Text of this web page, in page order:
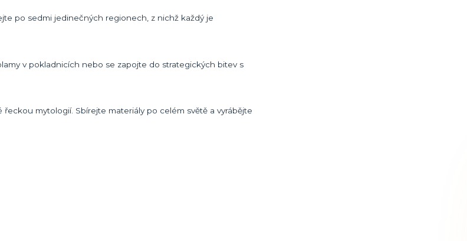
po sedmi jedinečných regionech, z nichž každý je
v pokladnicích nebo se zapojte do strategických bitev s
mytologií. Sbírejte materiály po celém světě a vyrábějte